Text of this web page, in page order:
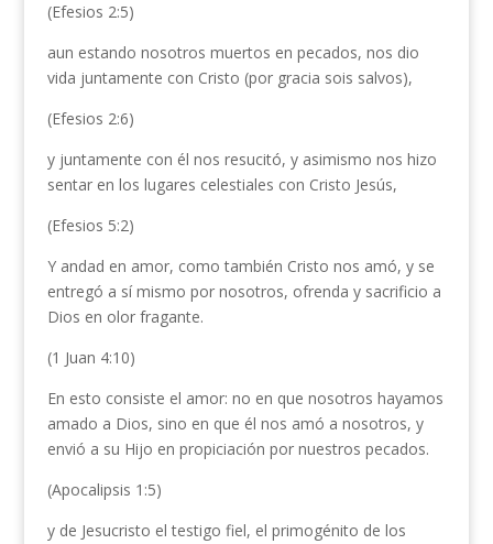
(Efesios 2:5)
aun estando nosotros muertos en pecados, nos dio
vida juntamente con Cristo (por gracia sois salvos),
(Efesios 2:6)
y juntamente con él nos resucitó, y asimismo nos hizo
sentar en los lugares celestiales con Cristo Jesús,
(Efesios 5:2)
Y andad en amor, como también Cristo nos amó, y se
entregó a sí mismo por nosotros, ofrenda y sacrificio a
Dios en olor fragante.
(1 Juan 4:10)
En esto consiste el amor: no en que nosotros hayamos
amado a Dios, sino en que él nos amó a nosotros, y
envió a su Hijo en propiciación por nuestros pecados.
(Apocalipsis 1:5)
y de Jesucristo el testigo fiel, el primogénito de los